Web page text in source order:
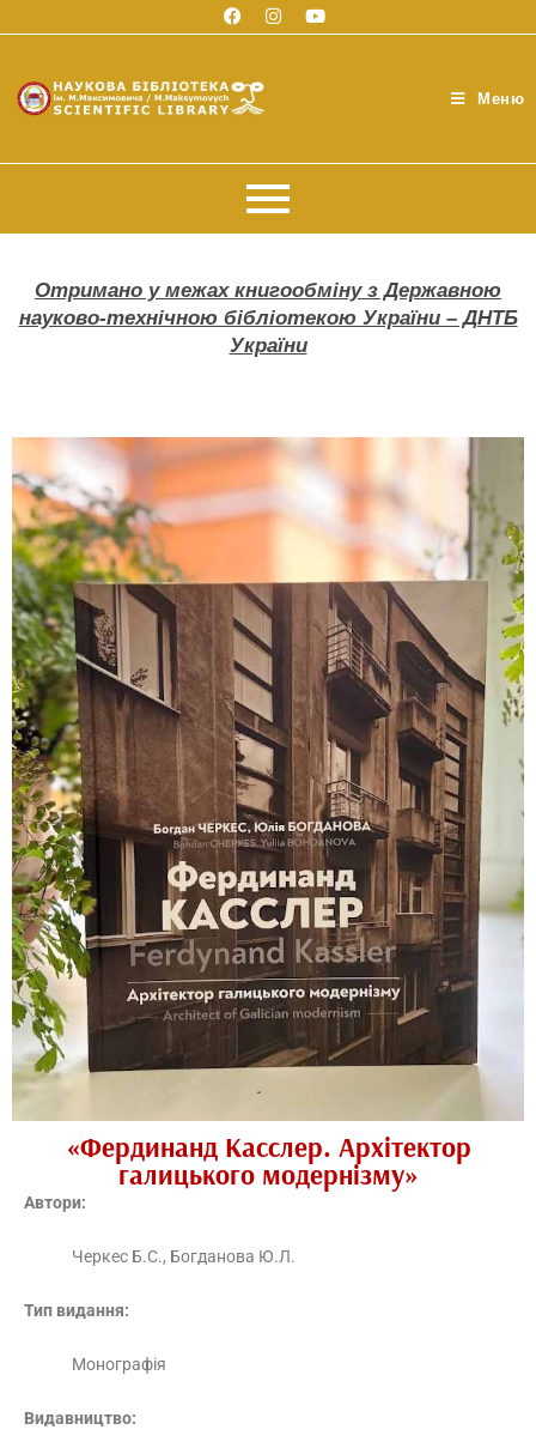
Меню
Отримано у межах книгообміну з Державною
науково-технічною бібліотекою України – ДНТБ
України
«Фердинанд Касслер. Архітектор
галицького модернізму»
Автори:
Черкес Б.С., Богданова Ю.Л.
Тип видання:
Монографія
Видавництво: